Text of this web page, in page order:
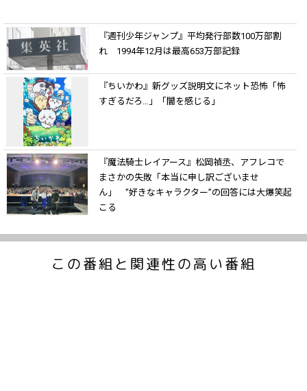
『週刊少年ジャンプ』平均発行部数100万部割
れ 1994年12月は最高653万部記録
『ちいかわ』新グッズ説明文にネット恐怖「怖
すぎるだろ…」「闇を感じる」
『魔法騎士レイアース』松岡禎丞、アフレコで
まさかの失敗「本当に申し訳ございませ
ん」 "好きなキャラクター”の回答には大爆笑起
こる
この番組と関連性の高い番組